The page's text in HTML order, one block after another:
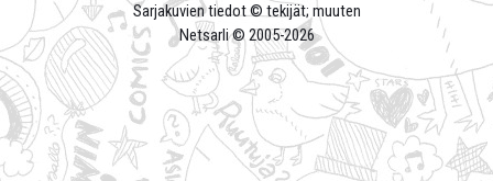
Sarjakuvien tiedot © tekijät; muuten
Netsarli © 2005-2026